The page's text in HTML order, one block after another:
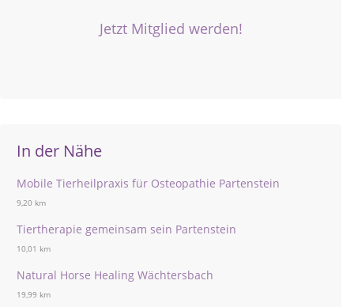
Jetzt Mitglied werden!
In der Nähe
Mobile Tierheilpraxis für Osteopathie Partenstein
9,20 km
Tiertherapie gemeinsam sein Partenstein
10,01 km
Natural Horse Healing Wächtersbach
19,99 km